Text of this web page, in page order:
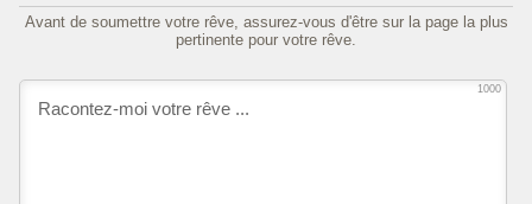
Avant de soumettre votre rêve, assurez-vous d'être sur la page la plus
pertinente pour votre rêve.
1000